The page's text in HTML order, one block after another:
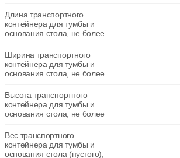
Длина транспортного
контейнера для тумбы и
основания стола, не более
Ширина транспортного
контейнера для тумбы и
основания стола, не более
Высота транспортного
контейнера для тумбы и
основания стола, не более
Вес транспортного
контейнера для тумбы и
основания стола (пустого),